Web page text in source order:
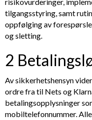
tilgangsstyring, samt
oppfølging av
og sletting.
2
Av sikkerhetshensyn
ordre fra til Nets og
betalingsopplysninger
mobiltelefonnummer.